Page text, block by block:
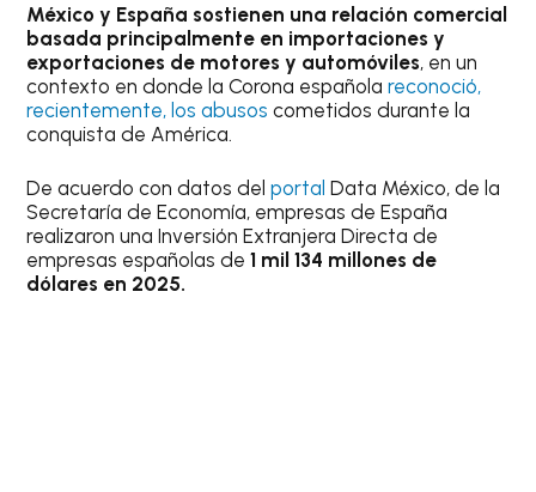
México y España sostienen una relación comercial
basada principalmente en importaciones y
exportaciones de motores y automóviles, en un
contexto en donde la Corona españolareconoció,
recientemente, los abusos cometidos durante la
conquista de América.
De acuerdo con datos delportal Data México, de la
Secretaría de Economía, empresas de España
realizaron una Inversión Extranjera Directa de
empresas españolas de1 mil 134 millones de
dólares en 2025.